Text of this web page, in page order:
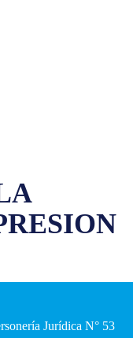
Jurídica N° 53